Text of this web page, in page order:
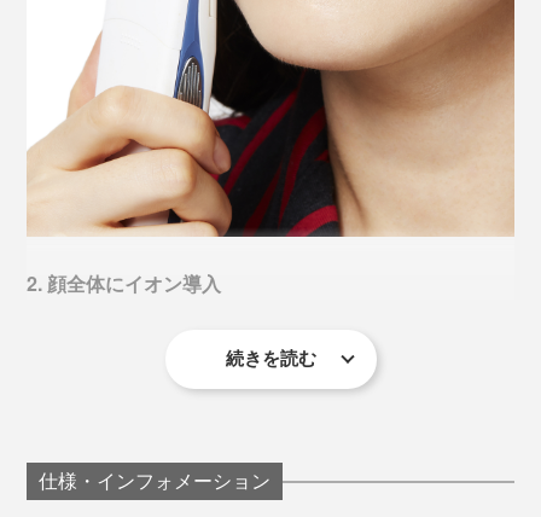
2. 顔全体にイオン導入
美容液をコインマスクに染み込ませて、顔全体にイオン
続きを読む
仕様・インフォメーション